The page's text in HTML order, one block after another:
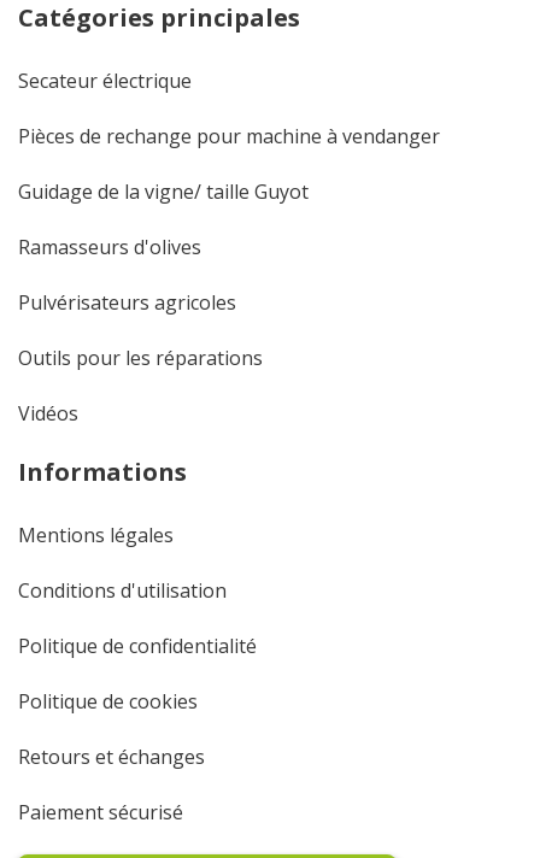
Catégories principales
Secateur électrique
Pièces de rechange pour machine à vendanger
Guidage de la vigne/ taille Guyot
Ramasseurs d'olives
Pulvérisateurs agricoles
Outils pour les réparations
Vidéos
Informations
Mentions légales
Conditions d'utilisation
Politique de confidentialité
Politique de cookies
Retours et échanges
Paiement sécurisé